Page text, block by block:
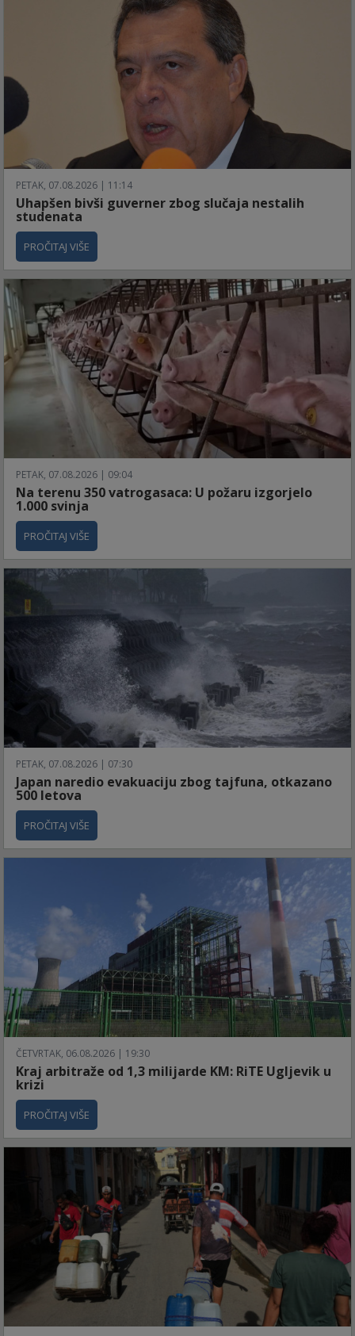
PETAK, 07.08.2026 | 11:14
Uhapšen bivši guverner zbog slučaja nestalih
studenata
PROČITAJ VIŠE
PETAK, 07.08.2026 | 09:04
Na terenu 350 vatrogasaca: U požaru izgorjelo
1.000 svinja
PROČITAJ VIŠE
PETAK, 07.08.2026 | 07:30
Japan naredio evakuaciju zbog tajfuna, otkazano
500 letova
PROČITAJ VIŠE
ČETVRTAK, 06.08.2026 | 19:30
Kraj arbitraže od 1,3 milijarde KM: RiTE Ugljevik u
krizi
PROČITAJ VIŠE